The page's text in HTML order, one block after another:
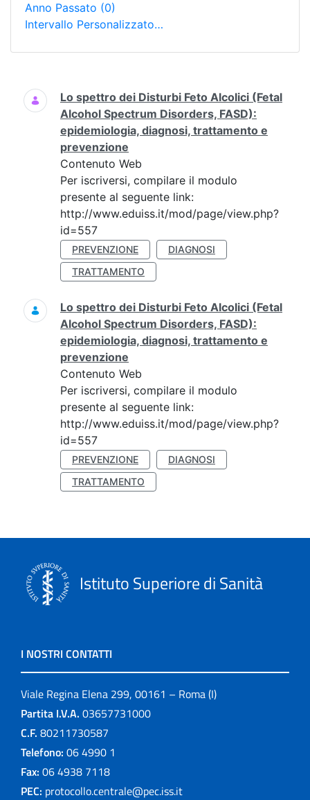
Anno Passato (0)
Intervallo Personalizzato…
Ricerca
Lo spettro dei Disturbi Feto Alcolici (Fetal
Alcohol Spectrum Disorders, FASD):
epidemiologia, diagnosi, trattamento e
prevenzione
Contenuto Web
Per iscriversi, compilare il modulo
presente al seguente link:
http://www.eduiss.it/mod/page/view.php?
id=557
PREVENZIONE
DIAGNOSI
TRATTAMENTO
Lo spettro dei Disturbi Feto Alcolici (Fetal
Alcohol Spectrum Disorders, FASD):
epidemiologia, diagnosi, trattamento e
prevenzione
Contenuto Web
Per iscriversi, compilare il modulo
presente al seguente link:
http://www.eduiss.it/mod/page/view.php?
id=557
PREVENZIONE
DIAGNOSI
TRATTAMENTO
Istituto Superiore di Sanità
I NOSTRI CONTATTI
Viale Regina Elena 299, 00161 – Roma (I)
Partita I.V.A. 03657731000
C.F. 80211730587
Telefono: 06 4990 1
Fax: 06 4938 7118
PEC: protocollo.centrale@pec.iss.it